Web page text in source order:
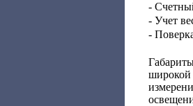
-
- Учет
-